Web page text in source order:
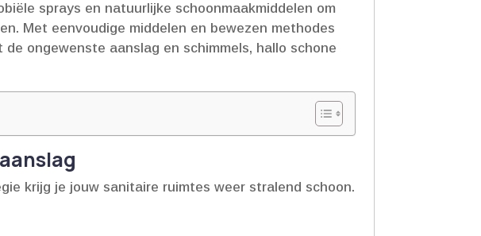
sprays en natuurlijke schoonmaakmiddelen om
Met eenvoudige middelen en bewezen methodes
ongewenste aanslag en schimmels, hallo schone
krijg je jouw sanitaire ruimtes weer stralend schoon.​